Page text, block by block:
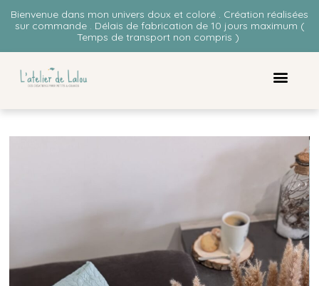
Bienvenue dans mon univers doux et coloré . Création réalisées
sur commande . Délais de fabrication de 10 jours maximum (
Temps de transport non compris )